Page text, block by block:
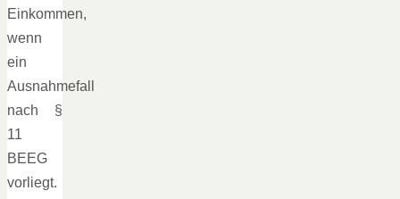
Einkommen,
wenn
ein
Ausnahmefall
nach §
11
BEEG
vorliegt.